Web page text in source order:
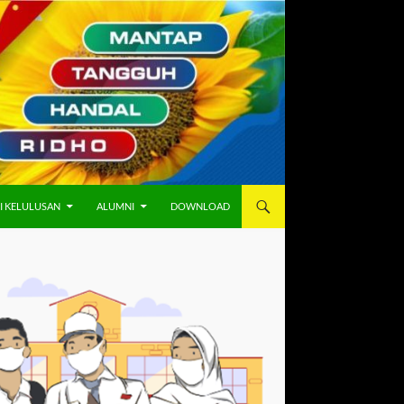
KELULUSAN ALUMNI DOWNLOAD